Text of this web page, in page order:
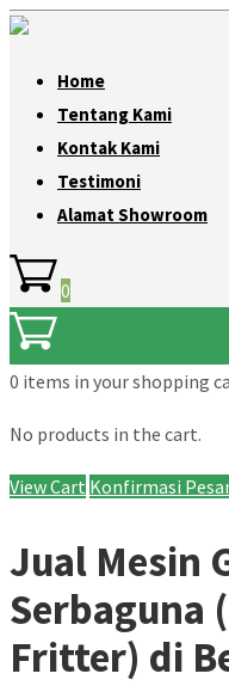
Home
Tentang Kami
Kontak Kami
Testimoni
Alamat Showroom
0
0 items in your shopping
No products in the cart.
View Cart Konfirmasi
Jual Mesin
Serbaguna
Fritter) di